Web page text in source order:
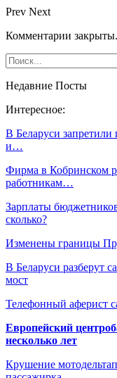
Prev Next
Комментарии закрыты.
Недавние Посты
Интересное:
В Беларуси
и…
Фирма в Кобринском
работникам…
Зарплаты
сколько?
Изменены границы
В Беларуси разберут
мост
Телефонный аферист
Европейский
несколько лет
Крушение